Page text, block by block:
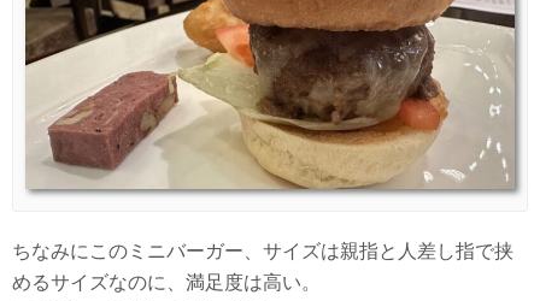
ちなみにこのミニバーガー、サイズは親指と人差し指で挟
めるサイズなのに、満足度は高い。